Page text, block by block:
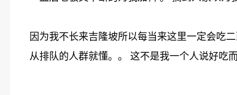
因为我不长来吉隆坡所以每当来这里一定会吃
从排队的人群就懂。。 这不是我一个人说好吃而